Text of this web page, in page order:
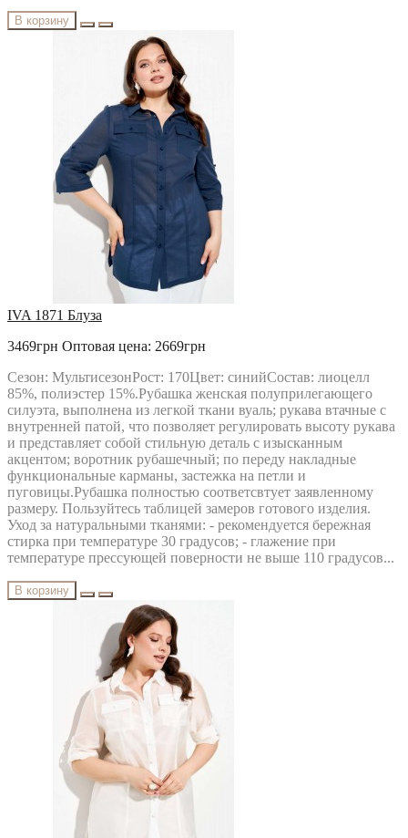
В корзину
IVA 1871 Блуза
3469грн Оптовая цена: 2669грн
Сезон: МультисезонРост: 170Цвет: синийСостав: лиоцелл
85%, полиэстер 15%.Рубашка женская полуприлегающего
силуэта, выполнена из легкой ткани вуаль; рукава втачные с
внутренней патой, что позволяет регулировать высоту рукава
и представляет собой стильную деталь с изысканным
акцентом; воротник рубашечный; по переду накладные
функциональные карманы, застежка на петли и
пуговицы.Рубашка полностью соответсвтует заявленному
размеру. Пользуйтесь таблицей замеров готового изделия.
Уход за натуральными тканями: - рекомендуется бережная
стирка при температуре 30 градусов; - глажение при
температуре прессующей поверности не выше 110 градусов...
В корзину